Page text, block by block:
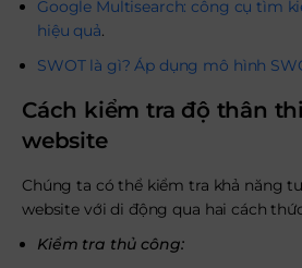
Google Multisearch: công cụ tìm
hiệu quả.
SWOT là gì? Áp dụng mô hình
Cách kiểm tra độ thân
website
Chúng ta có thể kiểm tra khả năng
website với di động qua hai cách
Kiểm tra thủ công: